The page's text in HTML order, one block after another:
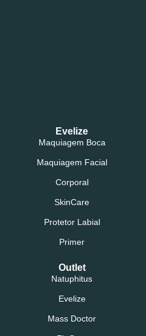
Evelize
Maquiagem Boca
Maquiagem Facial
Corporal
SkinCare
Protetor Labial
Primer
Outlet
Natuphitus
Evelize
Mass Doctor